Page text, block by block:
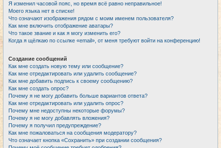
Я изменил часовой пояс, но время всё равно неправильное!
Моего языка нет в списке!
Что означают изображения рядом с моим именем пользователя?
Как мне включить отображение аватары?
Что такое звание и как я могу изменить его?
Когда я щёлкаю по ссылке «email», от меня требуют войти на конференцию!
Создание сообщений
Как мне создать новую тему или сообщение?
Как мне отредактировать или удалить сообщение?
Как мне добавить подпись к своему сообщению?
Как мне создать опрос?
Почему я не могу добавить больше вариантов ответа?
Как мне отредактировать или удалить опрос?
Почему мне недоступны некоторые форумы?
Почему я не могу добавлять вложения?
Почему я получил предупреждение?
Как мне пожаловаться на сообщения модератору?
Что означает кнопка «Сохранить» при создании сообщения?